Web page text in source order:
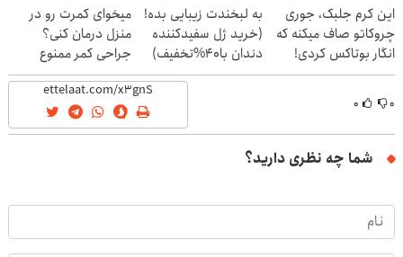
این کرم جلبک، جوری
چروکاتو صاف میکنه که
انگار بوتاکس کردی!
(تخفیف ویژه)
به لبخندت زیبایی بده!
(خرید ژل سفیدکننده
دندان با40%تخفیف)
میخوای کمرت رو در
منزل درمان کنی؟
جراحی کمر ممنوع
شده! ((پرسش‌نامه))
۰ ۰
شما چه نظری دارید؟